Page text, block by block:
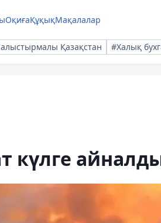
ОқиғаҚұқықМақалалар
Қазақстан #Халық
күлге